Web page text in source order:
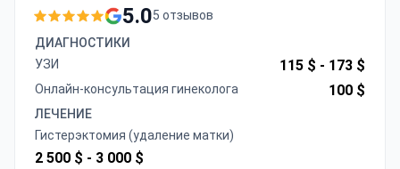
специализируется на акушерстве и гинекологии,
Клиника Babydust обслуживает только
взрослых. Ежегодно 250-300 пациентов
выбирают клинику для получения медицинской
помощи. Чаще всего сюда обращаются
пациенты из Европы, стран Содружества, США,
Канады и Австралии.
5.05 отзывов
ДИАГНОСТИКИ
УЗИ
115 $ - 173 $
Онлайн-консультация гинеколога 100 $
ЛЕЧЕНИЕ
Гистерэктомия (удаление матки)
2 500 $ - 3 000 $